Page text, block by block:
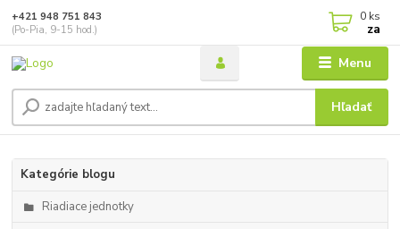
Menu
Hľadať
+421 948 751 843
(Po-Pia, 9-15 hod.)
0 ks
za
Kategórie blogu
Riadiace jednotky